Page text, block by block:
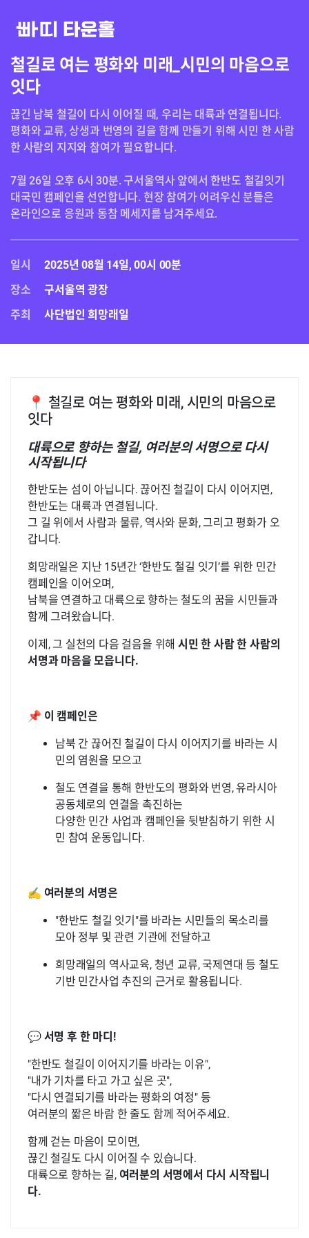
철길로 여는 평화와 미래_시민의 마음으로
잇다
끊긴 남북 철길이 다시 이어질 때, 우리는 대륙과 연결됩니다.
평화와 교류, 상생과 번영의 길을 함께 만들기 위해 시민 한 사람
한 사람의 지지와 참여가 필요합니다.
7월 26일 오후 6시 30분. 구서울역사 앞에서 한반도 철길잇기
대국민 캠페인을 선언합니다. 현장 참여가 어려우신 분들은
일시
2025년 08월 14일, 00시 00분
장소
구서울역 광장
주최
사단법인 희망래일
📍 철길로 여는 평화와 미래, 시민의 마음으로
잇다
대륙으로 향하는 철길, 여러분의 서명으로 다시
시작됩니다
한반도는 섬이 아닙니다. 끊어진 철길이 다시 이어지면,
한반도는 대륙과 연결됩니다.
그 길 위에서 사람과 물류, 역사와 문화, 그리고 평화가 오
갑니다.
희망래일은 지난 15년간 ‘한반도 철길 잇기’를 위한 민간
캠페인을 이어오며,
남북을 연결하고 대륙으로 향하는 철도의 꿈을 시민들과
함께 그려왔습니다.
이제, 그 실천의 다음 걸음을 위해시민 한 사람 한 사람의
서명과 마음을 모읍니다.
📌 이 캠페인은
남북 간 끊어진 철길이 다시 이어지기를 바라는 시
민의 염원을 모으고
철도 연결을 통해 한반도의 평화와 번영, 유라시아
공동체로의 연결을 촉진하는
다양한 민간 사업과 캠페인을 뒷받침하기 위한 시
민 참여 운동입니다.
✍️ 여러분의 서명은
"한반도 철길 잇기"를 바라는 시민들의 목소리를
모아 정부 및 관련 기관에 전달하고
희망래일의 역사교육, 청년 교류, 국제연대 등 철도
기반 민간사업 추진의 근거로 활용됩니다.
💬 서명 후 한 마디!
"한반도 철길이 이어지기를 바라는 이유",
"내가 기차를 타고 가고 싶은 곳",
"다시 연결되기를 바라는 평화의 여정" 등
여러분의 짧은 바람 한 줄도 함께 적어주세요.
함께 걷는 마음이 모이면,
끊긴 철길도 다시 이어질 수 있습니다.
대륙으로 향하는 길, 여러분의 서명에서 다시 시작됩니
다.